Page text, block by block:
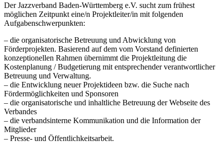
Der Jazzverband Baden-Württemberg e.V. sucht zum frühest
möglichen Zeitpunkt eine/n Projektleiter/in mit folgenden
Aufgabenschwerpunkten:
– die organisatorische Betreuung und Abwicklung von
Förderprojekten. Basierend auf dem vom Vorstand definierten
konzeptionellen Rahmen übernimmt die Projektleitung die
Kostenplanung / Budgetierung mit entsprechender verantwortlicher
Betreuung und Verwaltung.
– die Entwicklung neuer Projektideen bzw. die Suche nach
Fördermöglichkeiten und Sponsoren
– die organisatorische und inhaltliche Betreuung der Webseite des
Verbandes
– die verbandsinterne Kommunikation und die Information der
Mitglieder
– Presse- und Öffentlichkeitsarbeit.